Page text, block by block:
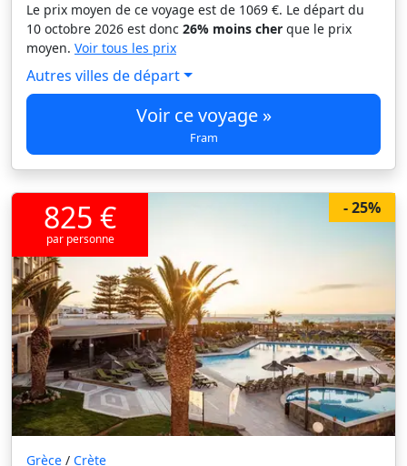
Le prix moyen de ce voyage est de 1069 €. Le départ du
10 octobre 2026 est donc 26% moins cher que le prix
moyen. Voir tous les prix
Autres villes de départ
Voir ce voyage »
Fram
- 25%
825 €
par personne
Grèce / Crète